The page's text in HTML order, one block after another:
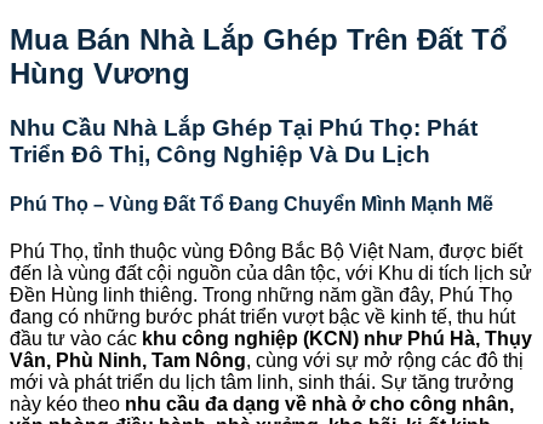
Mua Bán Nhà Lắp Ghép Trên Đất Tổ
Hùng Vương
Nhu Cầu Nhà Lắp Ghép Tại Phú Thọ: Phát
Triển Đô Thị, Công Nghiệp Và Du Lịch
Phú Thọ – Vùng Đất Tổ Đang Chuyển Mình Mạnh Mẽ
Phú Thọ, tỉnh thuộc vùng Đông Bắc Bộ Việt Nam, được biết
đến là vùng đất cội nguồn của dân tộc, với Khu di tích lịch sử
Đền Hùng linh thiêng. Trong những năm gần đây, Phú Thọ
đang có những bước phát triển vượt bậc về kinh tế, thu hút
đầu tư vào các khu công nghiệp (KCN) như Phú Hà, Thụy
Vân, Phù Ninh, Tam Nông, cùng với sự mở rộng các đô thị
mới và phát triển du lịch tâm linh, sinh thái. Sự tăng trưởng
này kéo theo nhu cầu đa dạng về nhà ở cho công nhân,